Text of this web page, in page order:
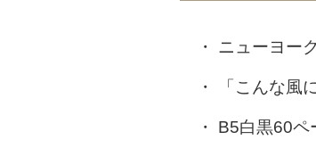
ニューヨー
「こんな風
B5白黒60ペ